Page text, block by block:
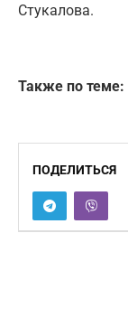
Стукалова.
Также по теме:
ПОДЕЛИТЬСЯ